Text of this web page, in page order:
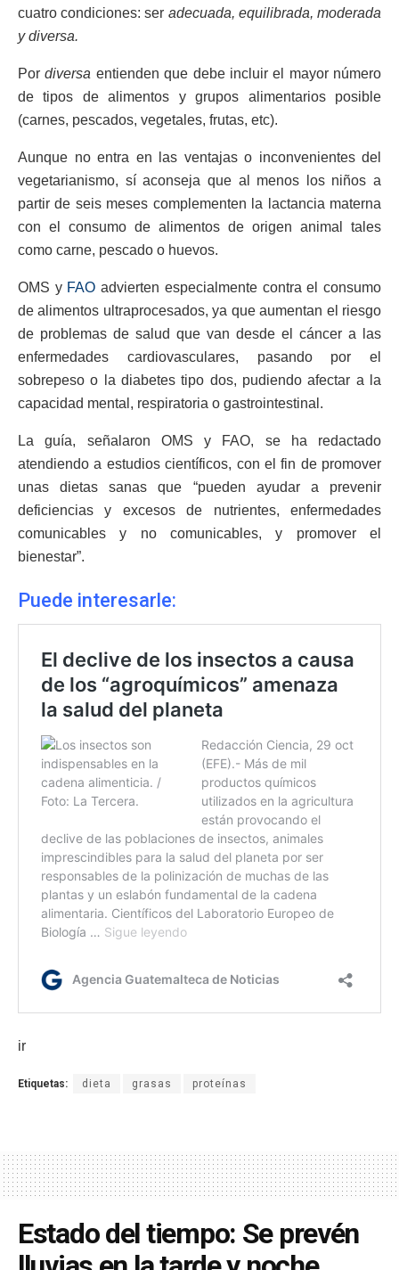
cuatro condiciones: ser adecuada, equilibrada, moderada
y diversa.
Pordiversa entienden que debe incluir el mayor número
de tipos de alimentos y grupos alimentarios posible
(carnes, pescados, vegetales, frutas, etc).
Aunque no entra en las ventajas o inconvenientes del
vegetarianismo, sí aconseja que al menos los niños a
partir de seis meses complementen la lactancia materna
con el consumo de alimentos de origen animal tales
como carne, pescado o huevos.
OMS y FAO advierten especialmente contra el consumo
de alimentos ultraprocesados, ya que aumentan el riesgo
de problemas de salud que van desde el cáncer a las
enfermedades cardiovasculares, pasando por el
sobrepeso o la diabetes tipo dos, pudiendo afectar a la
capacidad mental, respiratoria o gastrointestinal.
La guía, señalaron OMS y FAO, se ha redactado
atendiendo a estudios científicos, con el fin de promover
unas dietas sanas que “pueden ayudar a prevenir
deficiencias y excesos de nutrientes, enfermedades
comunicables y no comunicables, y promover el
bienestar”.
Puede interesarle:
ir
Etiquetas: dieta grasas proteínas
Estado del tiempo: Se prevén